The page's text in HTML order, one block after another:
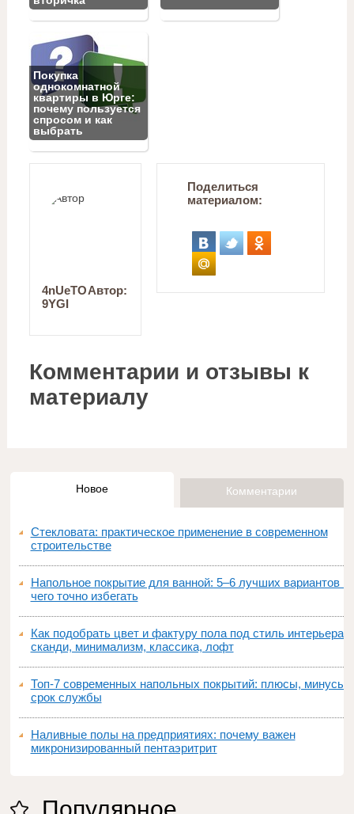
Покупка
однокомнатной
квартиры в Юрге:
почему пользуется
спросом и как
выбрать
Автор:
4nUeTO
9YGI
Поделиться
материалом:
Комментарии и отзывы к
материалу
Новое Комментарии
Стекловата: практическое применение в современном
строительстве
Напольное покрытие для ванной: 5–6 лучших вариантов и
чего точно избегать
Как подобрать цвет и фактуру пола под стиль интерьера:
сканди, минимализм, классика, лофт
Топ‑7 современных напольных покрытий: плюсы, минусы,
срок службы
Наливные полы на предприятиях: почему важен
микронизированный пентаэритрит
Популярное